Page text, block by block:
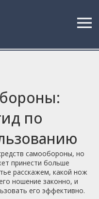
по
самообороны, но
принести больше
расскажем, какой нож
ношение законно, и
его эффективно.